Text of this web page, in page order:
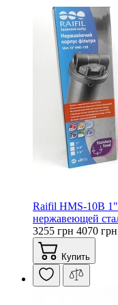
Raifil HMS-10B 1"
нержавеющей
3255 грн 4070 грн
Купить